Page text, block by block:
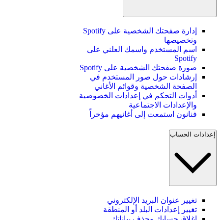
إدارة صفحتك الشخصية على Spotify
وتخصيصها
اسم المستخدم واسمك العلني على
Spotify
صورة صفحتك الشخصية على Spotify
إرشادات حول صور المستخدم في
الصفحة الشخصية وقوائم الأغاني
أدوات التحكم في إعدادات الخصوصية
والإعدادات الاجتماعية
فنانون استمعت إلى أغانيهم مؤخراً
إعدادات الحساب
تغيير عنوان البريد الإلكتروني
تغيير إعدادات البلد أو المنطقة